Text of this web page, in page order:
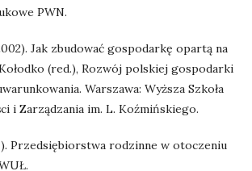
PWN.
Jak zbudować gospodarkę opartą na
(red.), Rozwój polskiej gospodarki
Warszawa: Wyższa Szkoła
i Zarządzania im. L. Koźmińskiego.
Przedsiębiorstwa rodzinne w otoczeniu